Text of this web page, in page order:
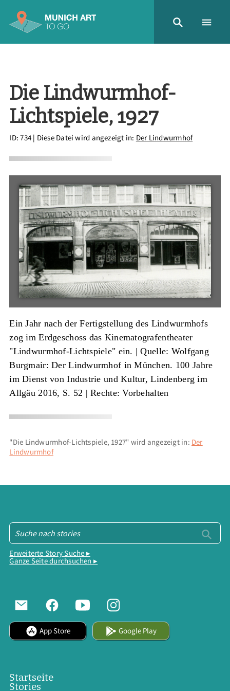
Die Lindwurmhof-
Lichtspiele, 1927
ID: 734| Diese Datei wird angezeigt in: Der Lindwurmhof
Ein Jahr nach der Fertigstellung des Lindwurmhofs
zog im Erdgeschoss das Kinematografentheater
"Lindwurmhof-Lichtspiele" ein. |Quelle: Wolfgang
Burgmair: Der Lindwurmhof in München. 100 Jahre
im Dienst von Industrie und Kultur, Lindenberg im
Allgäu 2016, S. 52 | Rechte: Vorbehalten
"Die Lindwurmhof-Lichtspiele, 1927" wird angezeigt in: Der
Lindwurmhof
Erweiterte Story Suche ▸
Ganze Seite durchsuchen ▸
App Store Google Play
Startseite
Stories